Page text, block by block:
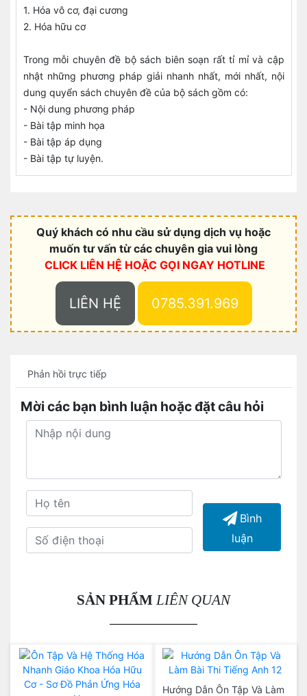
1. Hóa vô cơ, đại cương
2. Hóa hữu cơ
Trong mỗi chuyên đề bộ sách biên soạn rất tỉ mỉ và cập
nhật những phương pháp giải nhanh nhất, mới nhất, nội
dung quyển sách chuyên đề của bộ sách gồm có:
- Nội dung phương pháp
- Bài tập minh họa
- Bài tập áp dụng
- Bài tập tự luyện.
Quý khách có nhu cầu sử dụng dịch vụ hoặc
muốn tư vấn từ các chuyên gia vui lòng
CLICK LIÊN HỆ HOẶC GỌI NGAY HOTLINE
LIÊN HỆ 0785.391.969
Phản hồi trực tiếp
Mời các bạn bình luận hoặc đặt câu hỏi
Bình
luận
SẢN PHẨM LIÊN QUAN
Hướng Dẫn Ôn Tập Và Làm